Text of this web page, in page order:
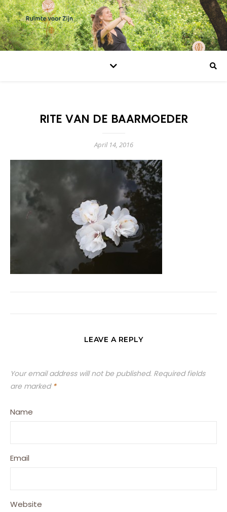
RITE VAN DE BAARMOEDER
April 14, 2016
LEAVE A REPLY
Your email address will not be published. Required fields
are marked *
Name
Email
Website